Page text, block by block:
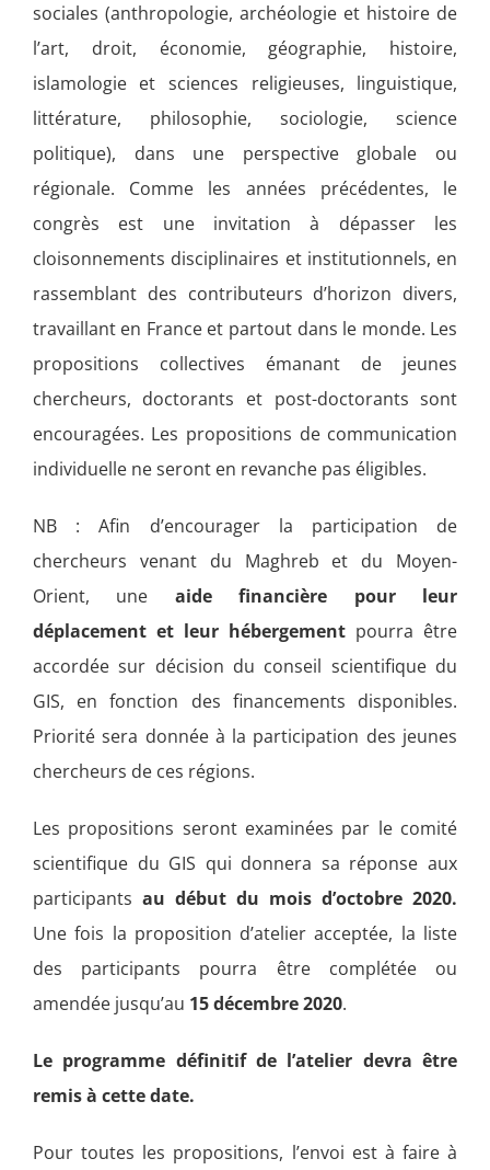
sociales (anthropologie, archéologie et histoire de
l’art, droit, économie, géographie, histoire,
islamologie et sciences religieuses, linguistique,
littérature, philosophie, sociologie, science
politique), dans une perspective globale ou
régionale. Comme les années précédentes, le
congrès est une invitation à dépasser les
cloisonnements disciplinaires et institutionnels, en
rassemblant des contributeurs d’horizon divers,
travaillant en France et partout dans le monde. Les
propositions collectives émanant de jeunes
chercheurs, doctorants et post-doctorants sont
encouragées. Les propositions de communication
individuelle ne seront en revanche pas éligibles.
NB : Afin d’encourager la participation de
chercheurs venant du Maghreb et du Moyen-
Orient, une aide financière pour leur
déplacement et leur hébergement pourra être
accordée sur décision du conseil scientifique du
GIS, en fonction des financements disponibles.
Priorité sera donnée à la participation des jeunes
chercheurs de ces régions.
Les propositions seront examinées par le comité
scientifique du GIS qui donnera sa réponse aux
participants au début du mois d’octobre 2020.
Une fois la proposition d’atelier acceptée, la liste
des participants pourra être complétée ou
amendée jusqu’au 15 décembre 2020.
Le programme définitif de l’atelier devra être
remis à cette date.
Pour toutes les propositions, l’envoi est à faire à